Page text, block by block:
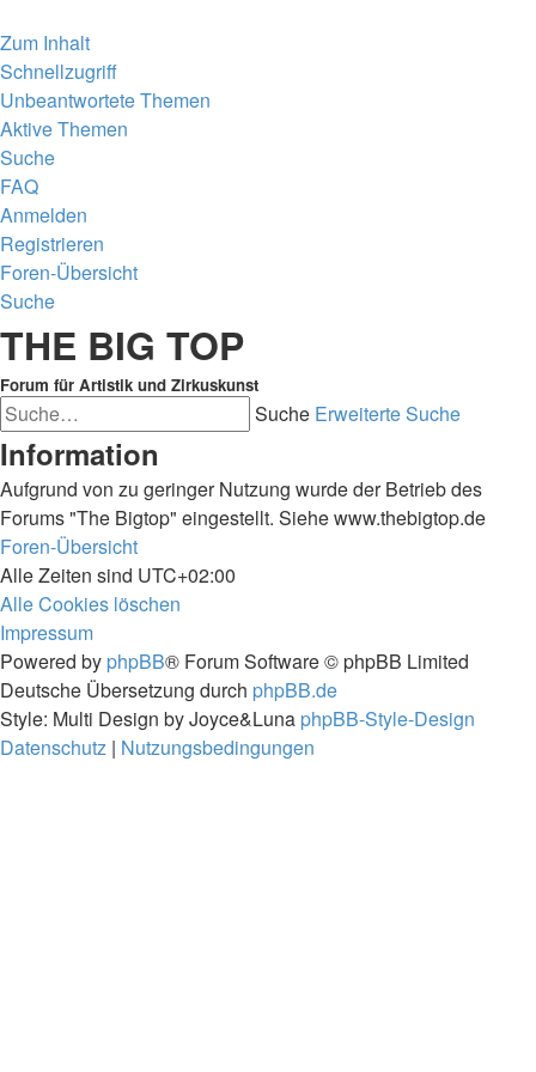
Zum Inhalt
Schnellzugriff
Unbeantwortete Themen
Aktive Themen
Suche
FAQ
Anmelden
Registrieren
Foren-Übersicht
Suche
THE BIG TOP
Forum für Artistik und Zirkuskunst
Suche Erweiterte Suche
Information
Aufgrund von zu geringer Nutzung wurde der Betrieb des
Forums "The Bigtop" eingestellt. Siehe www.thebigtop.de
Foren-Übersicht
Alle Zeiten sind UTC+02:00
Alle Cookies löschen
Impressum
Powered by phpBB® Forum Software © phpBB Limited
Deutsche Übersetzung durch phpBB.de
Style: Multi Design by Joyce&Luna phpBB-Style-Design
Datenschutz | Nutzungsbedingungen